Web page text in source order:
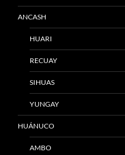
ANCASH
HUARI
RECUAY
SIHUAS
YUNGAY
HUÁNUCO
AMBO